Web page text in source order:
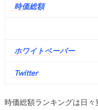
時価総額
ホワイトペーパー
Twitter
時価総額ランキングは日